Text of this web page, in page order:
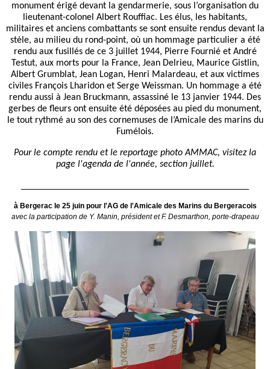
monument érigé devant la gendarmerie, sous l’organisation du
lieutenant-colonel Albert Rouffiac. Les élus, les habitants,
militaires et anciens combattants se sont ensuite rendus devant la
stèle, au milieu du rond-point, où un hommage particulier a été
rendu aux fusillés de ce 3 juillet 1944, Pierre Fournié et André
Testut, aux morts pour la France, Jean Delrieu, Maurice Gistlin,
Albert Grumblat, Jean Logan, Henri Malardeau, et aux victimes
civiles François Lharidon et Serge Weissman. Un hommage a été
rendu aussi à Jean Bruckmann, assassiné le 13 janvier 1944. Des
gerbes de fleurs ont ensuite été déposées au pied du monument,
le tout rythmé au son des cornemuses de l’Amicale des marins du
Fumélois.
Pour le compte rendu et le reportage photo AMMAC, visitez la
page l'agenda de l'année, section juillet.
à Bergerac le 25 juin pour l'AG de l'Amicale des Marins du Bergeracois
avec la participation de Y. Manin, président et F. Desmarthon, porte-drapeau